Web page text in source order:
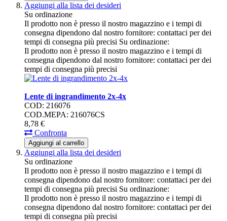
Aggiungi alla lista dei desideri
Su ordinazione
Il prodotto non è presso il nostro magazzino e i tempi di
consegna dipendono dal nostro fornitore: contattaci per dei
tempi di consegna più precisi Su ordinazione:
Il prodotto non è presso il nostro magazzino e i tempi di
consegna dipendono dal nostro fornitore: contattaci per dei
tempi di consegna più precisi
Lente di ingrandimento 2x-4x
COD: 216076
COD.MEPA: 216076CS
8,78 €
Confronta
Aggiungi al carrello
Aggiungi alla lista dei desideri
Su ordinazione
Il prodotto non è presso il nostro magazzino e i tempi di
consegna dipendono dal nostro fornitore: contattaci per dei
tempi di consegna più precisi Su ordinazione:
Il prodotto non è presso il nostro magazzino e i tempi di
consegna dipendono dal nostro fornitore: contattaci per dei
tempi di consegna più precisi